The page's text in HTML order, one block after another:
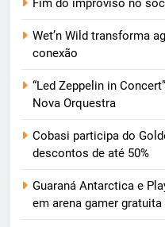
Fim do improviso no
Wet’n Wild transforma
conexão
“Led Zeppelin in
Nova Orquestra
Cobasi participa do
descontos de até 50%
Guaraná Antarctica e
em arena gamer gratuita